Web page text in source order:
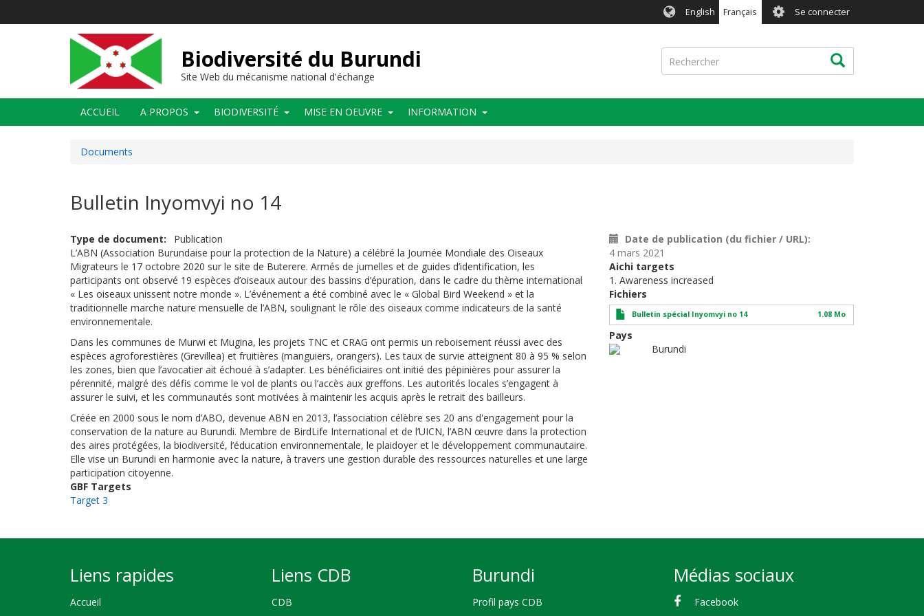
English Français User
account
menu
Se connecter
Biodiversité du Burundi
Site Web du mécanisme national d'échange
Rechercher Rechercher
Main
navigation
ACCUEIL A PROPOS BIODIVERSITÉ MISE EN OEUVRE INFORMATION
Documents
Bulletin Inyomvyi no 14
Type de document
Publication
L’ABN (Association Burundaise pour la protection de la Nature) a célébré la Journée Mondiale des Oiseaux
Migrateurs le 17 octobre 2020 sur le site de Buterere. Armés de jumelles et de guides d’identification, les
participants ont observé 19 espèces d’oiseaux autour des bassins d’épuration, dans le cadre du thème international
« Les oiseaux unissent notre monde ». L’événement a été combiné avec le « Global Bird Weekend » et la
traditionnelle marche nature mensuelle de l’ABN, soulignant le rôle des oiseaux comme indicateurs de la santé
environnementale.
Dans les communes de Murwi et Mugina, les projets TNC et CRAG ont permis un reboisement réussi avec des
espèces agroforestières (Grevillea) et fruitières (manguiers, orangers). Les taux de survie atteignent 80 à 95 % selon
les zones, bien que l’avocatier ait échoué à s’adapter. Les bénéficiaires ont initié des pépinières pour assurer la
pérennité, malgré des défis comme le vol de plants ou l’accès aux greffons. Les autorités locales s’engagent à
assurer le suivi, et les communautés sont motivées à maintenir les acquis après le retrait des bailleurs.
Créée en 2000 sous le nom d’ABO, devenue ABN en 2013, l’association célèbre ses 20 ans d'engagement pour la
conservation de la nature au Burundi. Membre de BirdLife International et de l’UICN, l’ABN œuvre dans la protection
des aires protégées, la biodiversité, l’éducation environnementale, le plaidoyer et le développement communautaire.
Elle vise un Burundi en harmonie avec la nature, à travers une gestion durable des ressources naturelles et une large
participation citoyenne.
GBF Targets
Target 3
Date de publication (du fichier / URL)
4 mars 2021
Aichi targets
1. Awareness increased
Fichiers
Bulletin spécial Inyomvyi no 14 1.08 Mo
Pays
Burundi
Liens rapides
Accueil
Liens CDB
CDB
Burundi
Profil pays CDB
Médias sociaux
Facebook